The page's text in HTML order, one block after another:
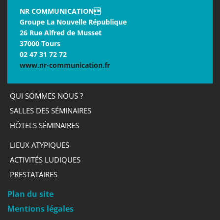
NR COMMUNICATION
Groupe La Nouvelle République
26 Rue Alfred de Musset
37000 Tours
02 47 31 72 72
www.nr-communication.fr
QUI SOMMES NOUS ?
SALLES DES SÉMINAIRES
HÔTELS SÉMINAIRES
LIEUX ATYPIQUES
ACTIVITÉS LUDIQUES
PRESTATAIRES
Plan du site
Mentions légales